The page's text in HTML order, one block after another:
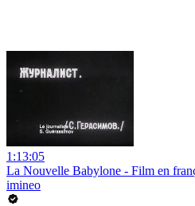
1:13:05
La Nouvelle Babylone - Film en
imineo